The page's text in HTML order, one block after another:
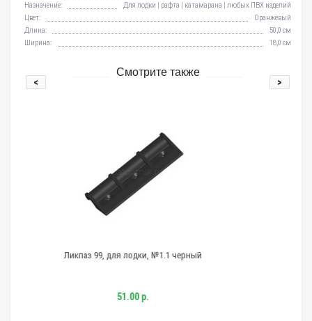
Назначение:
Для лодки | рафта | катамарана | любых ПВХ изделий
Цвет:
Оранжевый
Длина:
50,0 см
Ширина:
18,0 см
Смотрите также
лодки, №1.1 черный Ликтрос для лодки ПВХ
< >